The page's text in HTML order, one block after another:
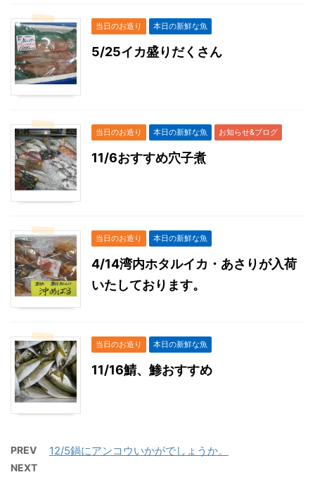
当日のお造り 本日の新鮮な魚
5/25イカ盛りだくさん
当日のお造り 本日の新鮮な魚 お知らせ&ブログ
11/6おすすめ穴子煮
当日のお造り 本日の新鮮な魚
4/14湾内ホタルイカ・あさりが入荷
いたしております。
当日のお造り 本日の新鮮な魚
11/16鯖、鯵おすすめ
PREV 12/5鍋にアンコウいかがでしょうか。
NEXT